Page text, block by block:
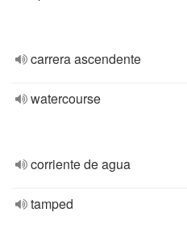
carrera ascendente
watercourse
corriente de agua
tamped